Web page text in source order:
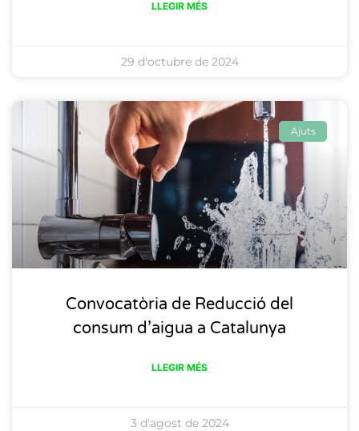
LLEGIR MÉS
29 d'octubre de 2024
Ajuts
Convocatòria de Reducció del
consum d’aigua a Catalunya
LLEGIR MÉS
3 d'agost de 2024